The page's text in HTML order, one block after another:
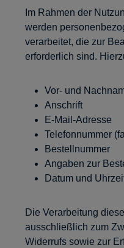
Im Rahmen der
werden
verarbeitet, die zur
erforderlich sind.
Vor- und
Anschrift
E-Mail-Adresse
Telefonnummer
Bestellnummer
Angaben zur
Datum und
Die Verarbeitung
ausschließlich zum
Widerrufs sowie zur